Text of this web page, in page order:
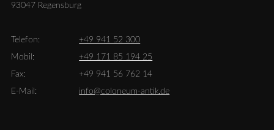
93047 Regensburg
Telefon:
+49 941 52 300
Mobil:
+49 171 85 194 25
Fax:
+49 941 56 762 14
E-Mail:
info@coloneum-antik.de